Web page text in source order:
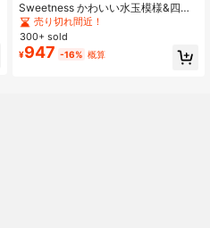
Sweetness かわいい水玉模様&四つ
葉のクローバーアップリケ刺繍 レデ
ィースTシャツ、カジュアルデイリー
ウェア、学校、卒業シーズン、休
暇、その他の機会に適しています、
売り切れ間近！
300+ sold
¥947 -16% 概算